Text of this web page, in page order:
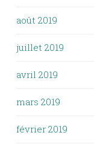
août 2019
juillet 2019
avril 2019
mars 2019
février 2019